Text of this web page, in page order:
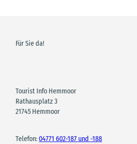
Für Sie da!
Tourist Info Hemmoor
Rathausplatz 3
21745 Hemmoor
Telefon:04771 602-187 und -188